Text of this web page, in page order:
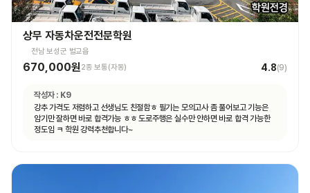
상무 자동차운전전문학원
전남 보성군 벌교읍
670,000원 2종 보통(자동) 4.8(9)
작성자 : K9
강추 가격도 저렴하고 선생님도 친절함ㅎ 필기는 모의고사 좀 풀어보고 기능은
암기만 잘하면 바로 합격가능 ㅎㅎ 도로주행은 실수만 안하면 바로 합격 가능한
정도임 ㅋ 학원 강력추천합니다~